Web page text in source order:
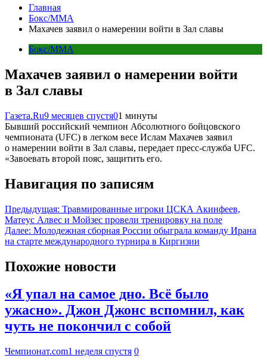
Главная
Бокс/MMA
Махачев заявил о намерении войти в Зал славы
Бокс/MMA
Махачев заявил о намерении войти
в Зал славы
Газета.Ru9 месяцев спустя01 минуты
Бывший российский чемпион Абсолютного бойцовского
чемпионата (UFC) в легком весе Ислам Махачев заявил
о намерении войти в Зал славы, передает пресс-служба UFC.
«Завоевать второй пояс, защитить его.
Навигация по записям
Предыдущая: Травмированные игроки ЦСКА Акинфеев,
Матеус Алвес и Мойзес провели тренировку на поле
Далее: Молодежная сборная России обыграла команду Ирана
на старте международного турнира в Киргизии
Похожие новости
«Я упал на самое дно. Всё было
ужасно». Джон Джонс вспомнил, как
чуть не покончил с собой
Чемпионат.com1 неделя спустя 0